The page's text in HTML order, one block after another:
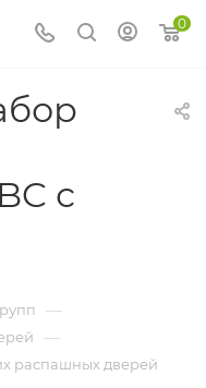
0
с
—
—
распашных дверей